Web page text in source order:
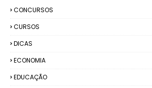
CONCURSOS
CURSOS
DICAS
ECONOMIA
EDUCAÇÃO